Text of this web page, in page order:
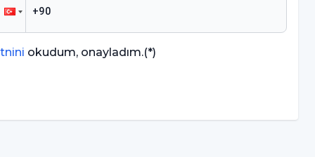
okudum, onayladım.(*)